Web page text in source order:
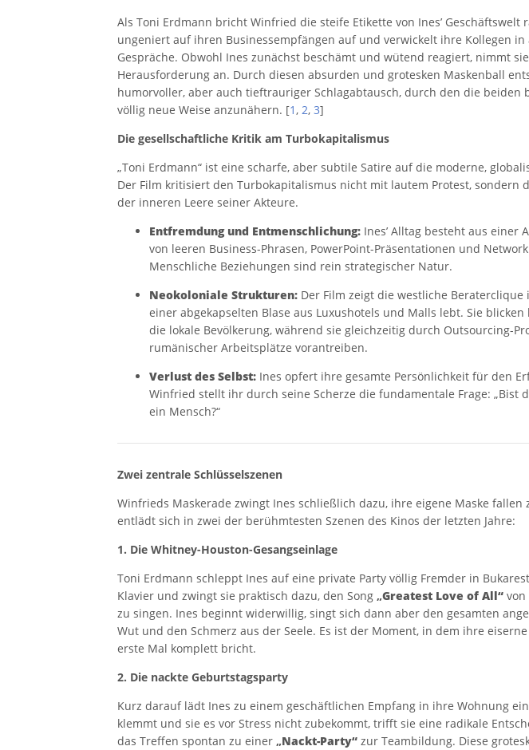
Als Toni Erdmann bricht Winfried die steife Etikette von Ines’ Geschäftswelt
ungeniert auf ihren Businessempfängen auf und verwickelt ihre Kollegen in
Gespräche. Obwohl Ines zunächst beschämt und wütend reagiert, nimmt
Herausforderung an. Durch diesen absurden und grotesken Maskenball
humorvoller, aber auch tieftrauriger Schlagabtausch, durch den die beiden
völlig neue Weise anzunähern. [1, 2, 3]
Die gesellschaftliche Kritik am Turbokapitalismus
„Toni Erdmann“ ist eine scharfe, aber subtile Satire auf die moderne,
Der Film kritisiert den Turbokapitalismus nicht mit lautem Protest, sondern
der inneren Leere seiner Akteure.
Entfremdung und Entmenschlichung: Ines’ Alltag besteht aus einer
von leeren Business-Phrasen, PowerPoint-Präsentationen und
Menschliche Beziehungen sind rein strategischer Natur.
Neokoloniale Strukturen: Der Film zeigt die westliche Beraterclique
einer abgekapselten Blase aus Luxushotels und Malls lebt. Sie
die lokale Bevölkerung, während sie gleichzeitig durch Outsourcing-
rumänischer Arbeitsplätze vorantreiben.
Verlust des Selbst: Ines opfert ihre gesamte Persönlichkeit für den
Winfried stellt ihr durch seine Scherze die fundamentale Frage: „Bist
ein Mensch?“
Zwei zentrale Schlüsselszenen
Winfrieds Maskerade zwingt Ines schließlich dazu, ihre eigene Maske fallen
entlädt sich in zwei der berühmtesten Szenen des Kinos der letzten Jahre:
1. Die Whitney-Houston-Gesangseinlage
Toni Erdmann schleppt Ines auf eine private Party völlig Fremder in
Klavier und zwingt sie praktisch dazu, den Song „Greatest Love of All“ von
zu singen. Ines beginnt widerwillig, singt sich dann aber den gesamten
Wut und den Schmerz aus der Seele. Es ist der Moment, in dem ihre
erste Mal komplett bricht.
2. Die nackte Geburtstagsparty
Kurz darauf lädt Ines zu einem geschäftlichen Empfang in ihre Wohnung
klemmt und sie es vor Stress nicht zubekommt, trifft sie eine radikale
das Treffen spontan zu einer „Nackt-Party“ zur Teambildung. Diese